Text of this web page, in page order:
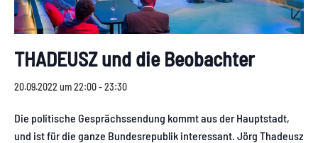
THADEUSZ und die Beobachter
20.09.2022 um 22:00-23:30
Die politische Gesprächssendung kommt aus der Hauptstadt,
und ist für die ganze Bundesrepublik interessant. Jörg Thadeusz